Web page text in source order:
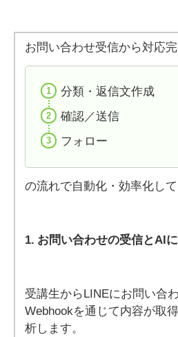
お問い合わせ受信から対応完
分類・返信文作成
確認／送信
フォロー
の流れで自動化・効率化して
1. お問い合わせの受信とAI
受講生からLINEにお問い合
Webhookを通じて内容が取
析します。